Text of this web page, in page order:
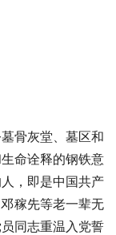
骨灰堂、墓区和
命诠释的钢铁意
，即是中国共产
稼先等老一辈无
同志重温入党誓